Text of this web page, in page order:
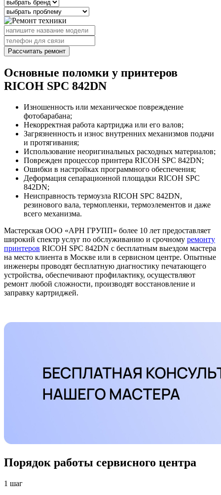
Рассчитать ремонт
Основные поломки у принтеров
RICOH SPC 842DN
Изношенность или механическое повреждение
фотобарабана;
Некорректная работа картриджа или его валов;
Загрязненность и износ внутренних механизмов подачи
и протягивания;
Использование неоригинальных расходных материалов;
Поврежден процессор принтера RICOH SPC 842DN;
Ошибки в настройках программного обеспечения;
Деформация сепарационной площадки RICOH SPC
842DN;
Неисправность термоузла RICOH SPC 842DN,
резинового вала, термопленки, термоэлементов и даже
всего механизма.
Мастерская ООО «АРН ГРУПП» более 10 лет предоставляет
широкий спектр услуг по обслуживанию и срочному ремонту
принтеров RICOH SPC 842DN с бесплатным выездом мастера
на место клиента в Москве или в сервисном центре. Опытные
инженеры проводят бесплатную диагностику печатающего
устройства, обеспечивают профилактику, осуществляют
ремонт любой сложности, производят восстановление и
заправку картриджей.
Порядок работы сервисного центра
1 шаг